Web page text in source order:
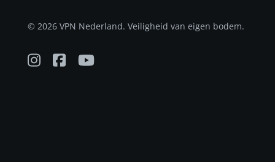
© 2026 VPN Nederland. Veiligheid van eigen bodem.